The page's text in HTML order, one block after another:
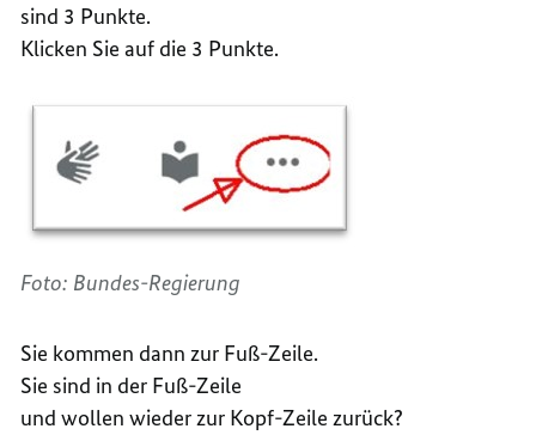
sind 3 Punkte.
Klicken Sie auf die 3 Punkte.
Foto: Bundes-Regierung
Sie kommen dann zur Fuß-Zeile.
Sie sind in der Fuß-Zeile
und wollen wieder zur Kopf-Zeile zurück?